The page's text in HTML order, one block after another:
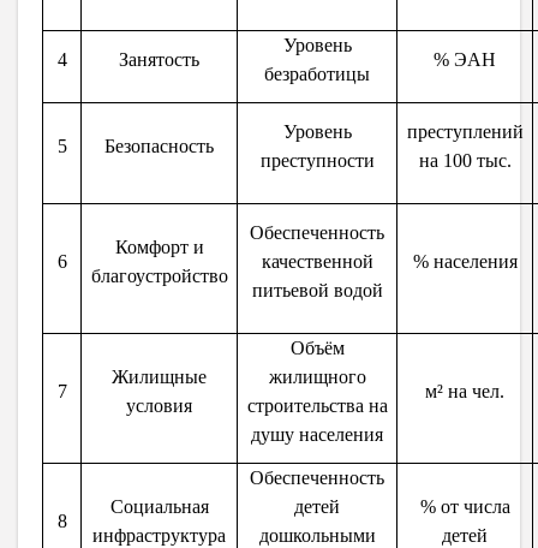
4 Занятость
Уровень
безработицы
% ЭАН
5 Безопасность
Уровень
преступности
преступлений
на 100 тыс.
6
Комфорт и
благоустройство
Обеспеченность
качественной
питьевой водой
% населения
7
Жилищные
условия
Объём
жилищного
строительства на
душу населения
м² на чел.
8
Социальная
инфраструктура
Обеспеченность
детей
дошкольными
% от числа
детей